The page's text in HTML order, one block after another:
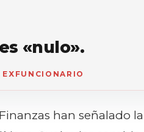
«nulo».
han señalado